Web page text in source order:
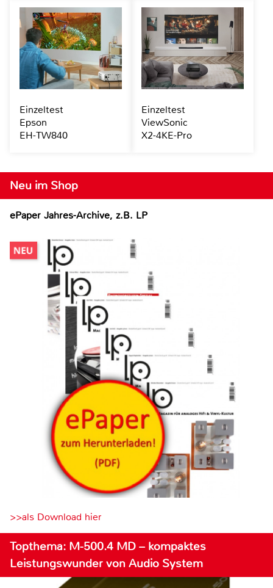
Neu im Shop
ePaper Jahres-Archive, z.B. LP
>>als Download hier
Topthema: M-500.4 MD – kompaktes
Leistungswunder von Audio System
Einzeltest
Epson
EH-TW840
Einzeltest
ViewSonic
X2-4KE-Pro